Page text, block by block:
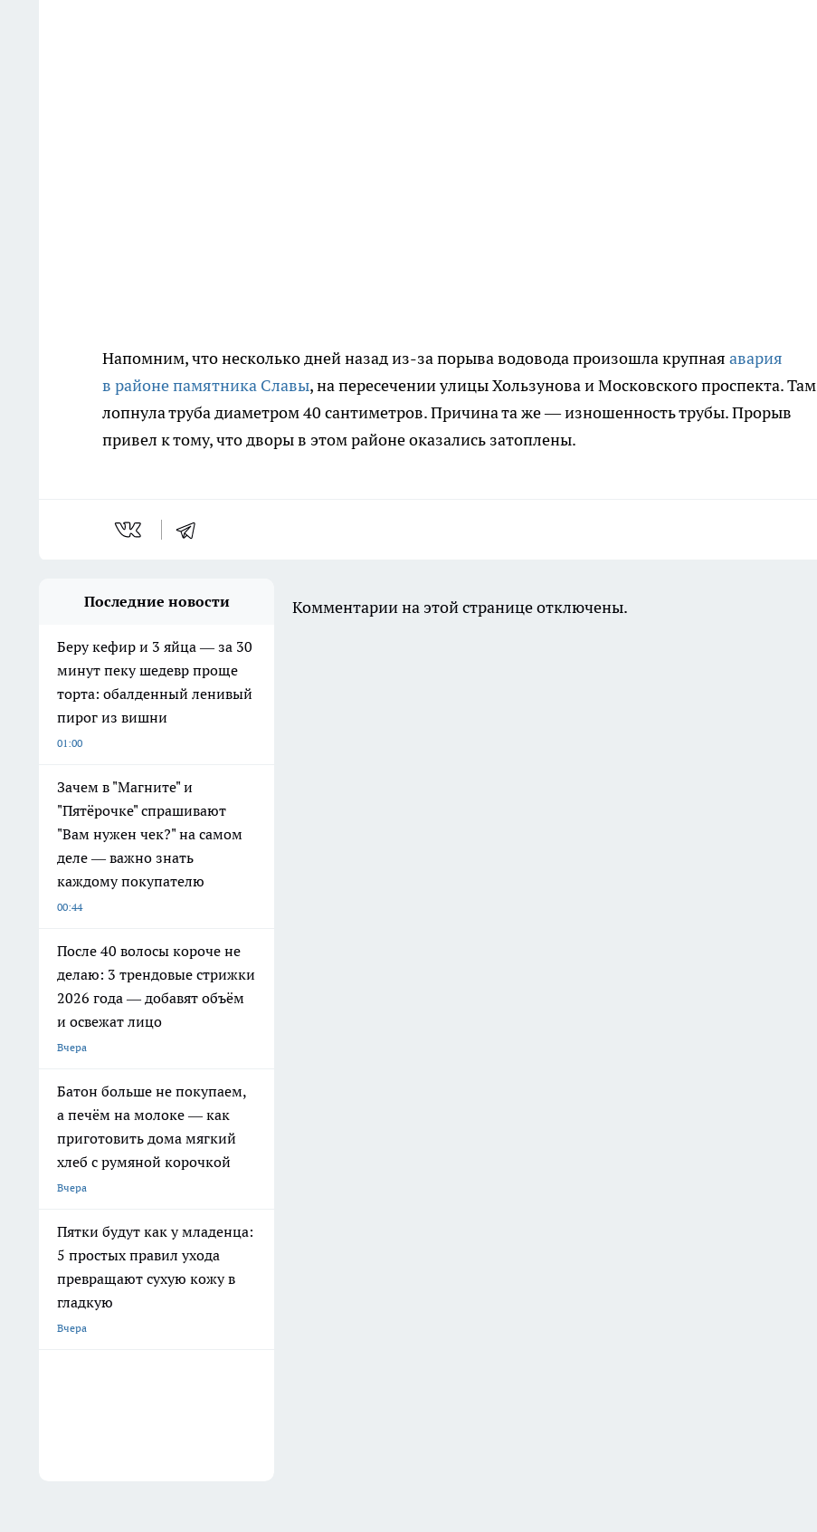
Напомним, что несколько дней назадиз-запорыва водовода произошла крупная авария
в районе памятника Славы, на пересечении улицы Хользунова и Московского проспекта. Там
лопнула труба диаметром 40 сантиметров. Причина та же — изношенность трубы. Прорыв
привел к тому, что дворы в этом районе оказались затоплены.
Последние новости
Беру кефир и 3 яйца — за 30
минут пеку шедевр проще
торта: обалденный ленивый
пирог из вишни
01:00
Зачем в "Магните" и
"Пятёрочке" спрашивают
"Вам нужен чек?" на самом
деле — важно знать
каждому покупателю
00:44
После 40 волосы короче не
делаю: 3 трендовые стрижки
2026 года — добавят объём
и освежат лицо
Вчера
Батон больше не покупаем,
а печём на молоке — как
приготовить дома мягкий
хлеб с румяной корочкой
Вчера
Пятки будут как у младенца:
5 простых правил ухода
превращают сухую кожу в
гладкую
Вчера
Комментарии на этой странице отключены.